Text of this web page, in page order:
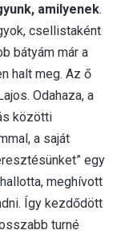
amilyenek.
csellistaként
bátyám már a
halt meg. Az ő
Odahaza, a
közötti
a saját
egy
meghívott
Így kezdődött
turné